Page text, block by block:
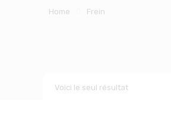
Home Frein
Voici le seul résultat